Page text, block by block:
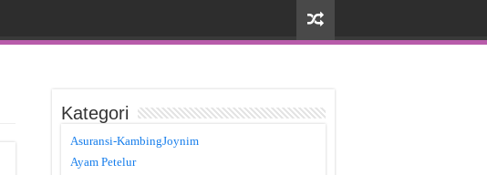
Kategori
Asuransi-KambingJoynim
Ayam Petelur